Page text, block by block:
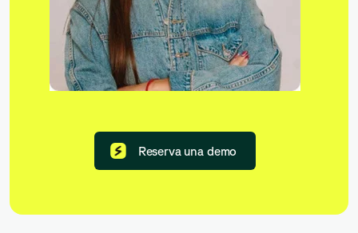
Reserva una demo